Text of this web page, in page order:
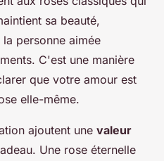
sa beauté,
personne aimée
C'est une manière
que votre amour est
elle-même.
ajoutent une valeur
Une rose éternelle